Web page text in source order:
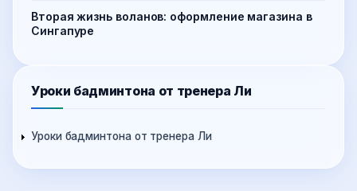
Вторая жизнь воланов: оформление магазина в
Сингапуре
Уроки бадминтона от тренера Ли
Уроки бадминтона от тренера Ли